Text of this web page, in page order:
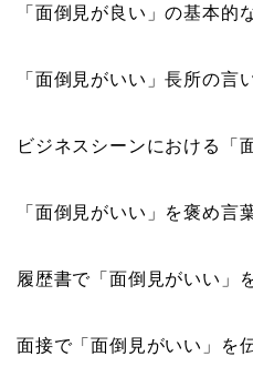
「面倒見が良い」の基本的
「面倒見がいい」長所の言
ビジネスシーンにおける「
「面倒見がいい」を褒め言
履歴書で「面倒見がいい」
面接で「面倒見がいい」を